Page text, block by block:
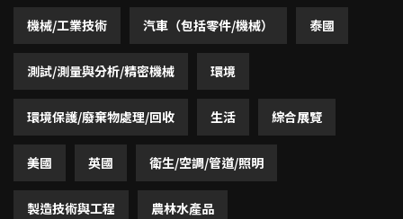
機械/工業技術 汽車（包括零件/機械） 泰國
測試/測量與分析/精密機械 環境
環境保護/廢棄物處理/回收 生活 綜合展覽
美國 英國 衛生/空調/管道/照明
製造技術與工程 農林水產品